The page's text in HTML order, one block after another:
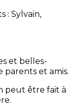
: Sylvain,
et belles-
parents et amis.
peut être fait à